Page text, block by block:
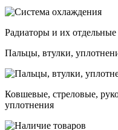
Радиаторы и их
Пальцы, втулки,
Ковшевые, стреловые,
уплотнения